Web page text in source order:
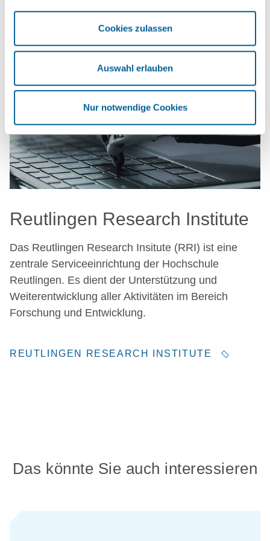
Cookies zulassen
Auswahl erlauben
Nur notwendige Cookies
Reutlingen Research Institute
Das Reutlingen Research Insitute (RRI) ist eine
zentrale Serviceeinrichtung der Hochschule
Reutlingen. Es dient der Unterstützung und
Weiterentwicklung aller Aktivitäten im Bereich
Forschung und Entwicklung.
REUTLINGEN RESEARCH INSTITUTE
Das könnte Sie auch interessieren